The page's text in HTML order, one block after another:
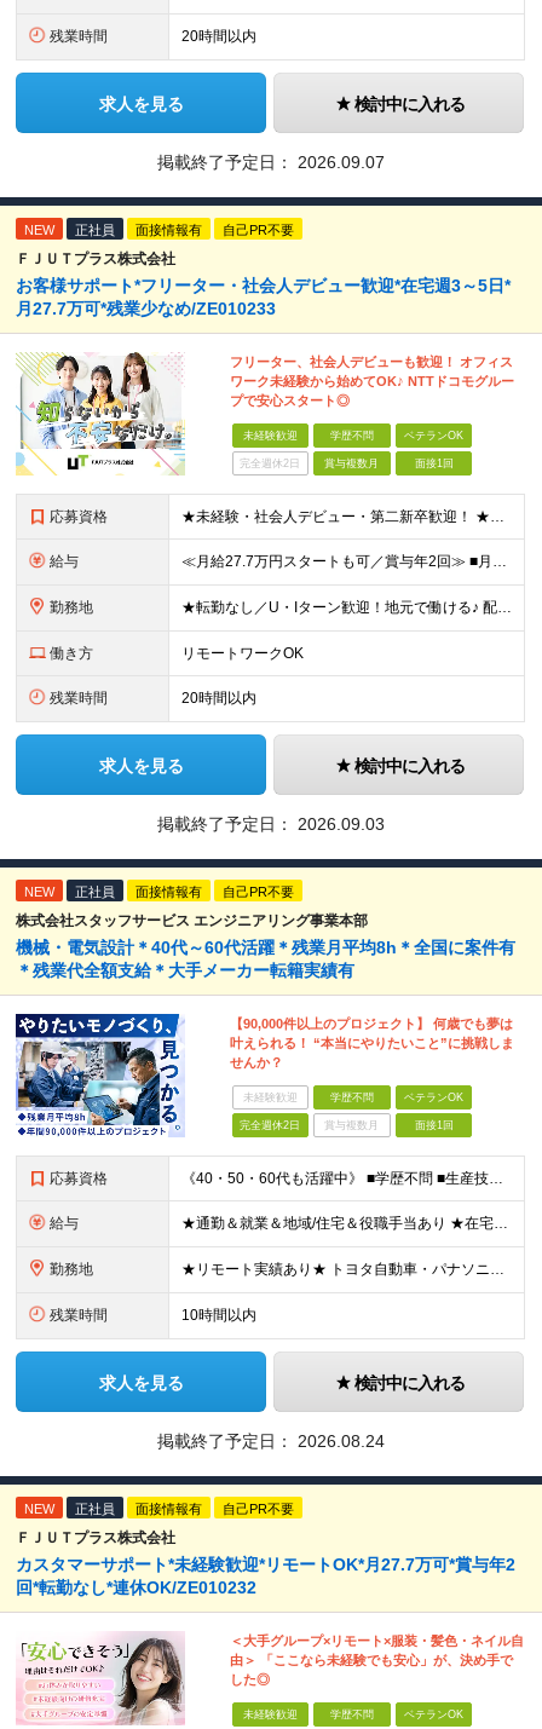
残業時間 20時間以内
求人を見る 検討中に入れる
掲載終了予定日： 2026.09.07
NEW 正社員 面接情報有 自己PR不要
ＦＪＵＴプラス株式会社
お客様サポート*フリーター・社会人デビュー歓迎*在宅週3～5日*
月27.7万可*残業少なめ/ZE010233
フリーター、社会人デビューも歓迎！ オフィス
ワーク未経験から始めてOK♪ NTTドコモグルー
プで安心スタート◎
未経験歓迎 学歴不問 ベテランOK
完全週休2日 賞与複数月 面接1回
応募資格 ★未経験・社会人デビュー・第二新卒歓迎！ ★フリーターやブランクのある方も大歓迎！ ★20～40代幅広く活躍中 ■学歴不問 ＼こんな方にピッタリ／ --------------------- □ 正
給与 ≪月給27.7万円スタートも可／賞与年2回≫ ■月給21万円～27.7万円＋各種手当＋賞与年2回 ※給与は勤務地に応じて変更します ※年齢や経験・スキルなどを考慮して決定します ※時間外手当は全額支給
勤務地 ★転勤なし／U・Iターン歓迎！地元で働ける♪ 配属先：東京・神奈川・千葉・長野・石川・大阪・福岡・札幌・愛知・広島にある『NTTドコモ』グループ 《勤務地一覧》 ■東京 ・東京都新宿区新宿4-1-6
働き方 リモートワークOK
残業時間 20時間以内
求人を見る 検討中に入れる
掲載終了予定日： 2026.09.03
NEW 正社員 面接情報有 自己PR不要
株式会社スタッフサービス エンジニアリング事業本部
機械・電気設計＊40代～60代活躍＊残業月平均8h＊全国に案件有
＊残業代全額支給＊大手メーカー転籍実績有
【90,000件以上のプロジェクト】 何歳でも夢は
叶えられる！ “本当にやりたいこと”に挑戦しま
せんか？
未経験歓迎 学歴不問 ベテランOK
完全週休2日 賞与複数月 面接1回
応募資格 《40・50・60代も活躍中》 ■学歴不問 ■生産技術・生産管理・品質保証・評価・設計いずれかの実務経験をお持ちの方 ▽こんな方にオススメです！▽ 「経験を活かして幅広いプロジェクトに携わりたい」
給与 ★通勤＆就業＆地域/住宅＆役職手当あり ★在宅勤務実績あり ★残業代は全額支給 ★選べる給与制度あり！ ■東京・神奈川・千葉・埼玉勤務の場合 月給24.5万円～55万円＋諸手当 （残業代は全額支給）
勤務地 ★リモート実績あり★ トヨタ自動車・パナソニック・東芝など大手メーカーでのポストも多数！ 全国の取引先での就業となります（沖縄を除く） 『地元で働きたい』という希望に、業界トップクラス約7,00
残業時間 10時間以内
求人を見る 検討中に入れる
掲載終了予定日： 2026.08.24
NEW 正社員 面接情報有 自己PR不要
ＦＪＵＴプラス株式会社
カスタマーサポート*未経験歓迎*リモートOK*月27.7万可*賞与年2
回*転勤なし*連休OK/ZE010232
＜大手グループ×リモート×服装・髪色・ネイル自
由＞ 「ここなら未経験でも安心」が、決め手で
した◎
未経験歓迎 学歴不問 ベテランOK